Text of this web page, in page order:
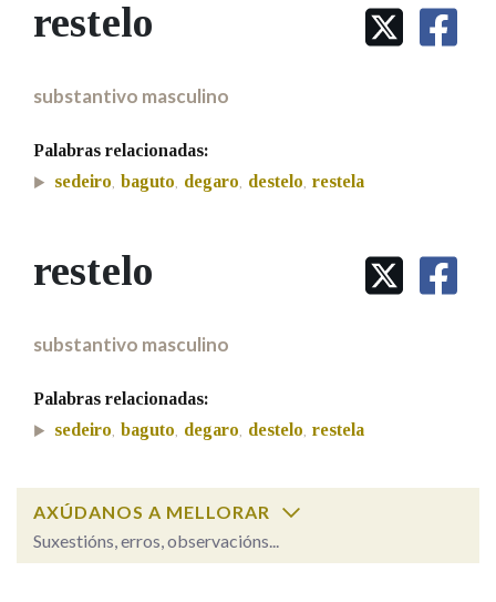
IDENTIDADE CORPORATIVA
MARCIAL DEL ADALID
FIGURAS HOMENAXEADAS
Facebook
TwitterYoutubeInstagram
Bluesky
BUSCAR NOS LEMAS
Remata por
BUSCAR NO CONTIDO
Nas definicións
restelo
substantivo masculino
Palabras relacionadas:
sedeiro, baguto, degaro, destelo, restela
restelo
substantivo masculino
Palabras relacionadas:
sedeiro, baguto, degaro, destelo, restela
AXÚDANOS A MELLORAR
Suxestións, erros, observacións...